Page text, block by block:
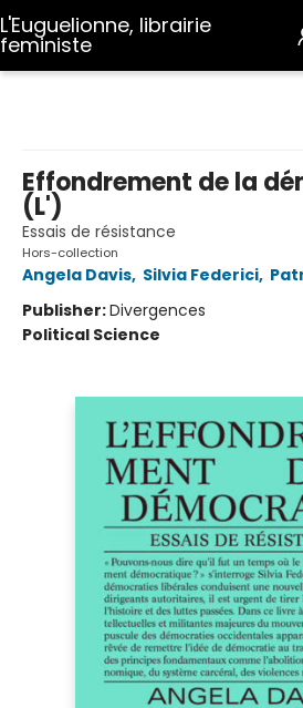
L'Euguelionne, librairie
feministe
Effondrement de la
(L')
Essais de résistance
Hors-collection
Angela Davis, Silvia Federici,
Publisher:Divergences
Political Science